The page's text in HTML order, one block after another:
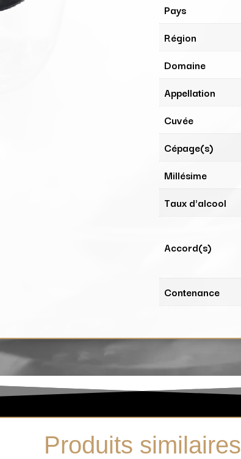
Pays
Région
Domaine
Appellation
Cuvée
Cépage(s)
Millésime
Taux d'alcool
Accord(s)
Contenance
Produits similaires